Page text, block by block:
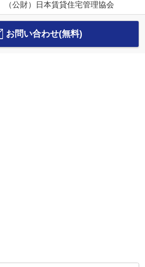
（公財）日本賃貸住宅管理協会
お問い合わせ(無料)